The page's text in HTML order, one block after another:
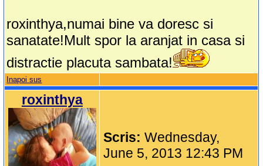
roxinthya,numai bine va doresc si
sanatate!Mult spor la aranjat in casa si
distractie placuta sambata!
Inapoi sus
roxinthya
Scris:Wednesday,
June 5, 2013 12:43 PM